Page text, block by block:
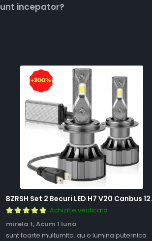
incepator?
BZRSH Set 2
Achizitie verificata
mirela t,Acum 1 luna
sunt foarte multumita. au o lumina puternica